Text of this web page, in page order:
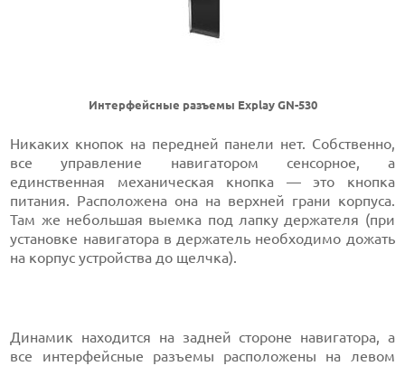
Интерфейсные разъемы Explay GN-530
Никаких кнопок на передней панели нет. Собственно,
все управление навигатором сенсорное, а
единственная механическая кнопка — это кнопка
питания. Расположена она на верхней грани корпуса.
Там же небольшая выемка под лапку держателя (при
установке навигатора в держатель необходимо дожать
на корпус устройства до щелчка).
Динамик находится на задней стороне навигатора, а
все интерфейсные разъемы расположены на левом